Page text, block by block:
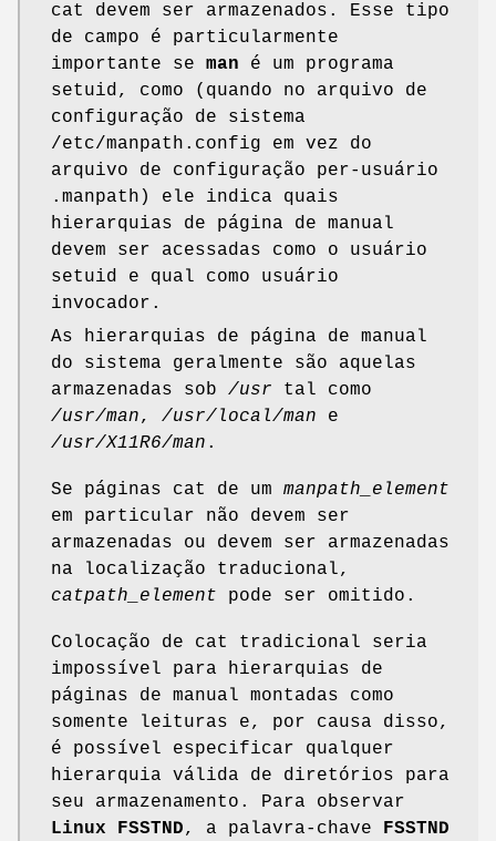
cat devem ser armazenados. Esse tipo
de campo é particularmente
importante se man é um programa
setuid, como (quando no arquivo de
configuração de sistema
/etc/manpath.config em vez do
arquivo de configuração per-usuário
.manpath) ele indica quais
hierarquias de página de manual
devem ser acessadas como o usuário
setuid e qual como usuário
invocador.
As hierarquias de página de manual
do sistema geralmente são aquelas
armazenadas sob /usr tal como
/usr/man, /usr/local/man e
/usr/X11R6/man .
Se páginas cat de um manpath_element
em particular não devem ser
armazenadas ou devem ser armazenadas
na localização traducional,
catpath_element pode ser omitido.
Colocação de cat tradicional seria
impossível para hierarquias de
páginas de manual montadas como
somente leituras e, por causa disso,
é possível especificar qualquer
hierarquia válida de diretórios para
seu armazenamento. Para observar
Linux FSSTND, a palavra-chave FSSTND